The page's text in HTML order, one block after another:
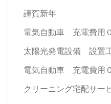
謹賀新年
電気自動車 充電費用
太陽光発電設備 設置
電気自動車 充電費用
クリーニング宅配サー